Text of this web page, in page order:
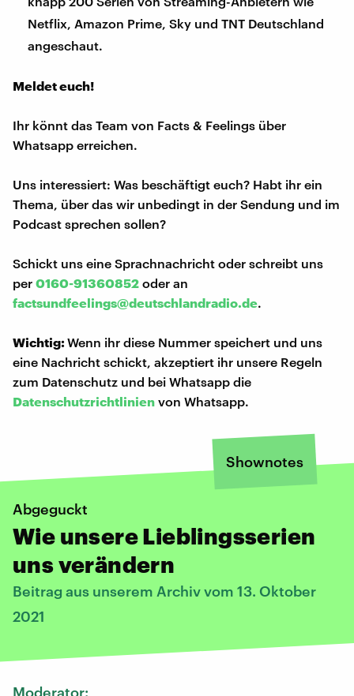
Netflix, Amazon Prime, Sky und TNT Deutschland
angeschaut.
Meldet euch!
Ihr könnt das Team von Facts & Feelings über
Whatsapp erreichen.
Uns interessiert: Was beschäftigt euch? Habt ihr ein
Thema, über das wir unbedingt in der Sendung und im
Podcast sprechen sollen?
Schickt uns eine Sprachnachricht oder schreibt uns
per 0160-91360852 oder an
factsundfeelings@deutschlandradio.de.
Wichtig:Wenn ihr diese Nummer speichert und uns
eine Nachricht schickt, akzeptiert ihr unsere Regeln
zum Datenschutz und bei Whatsapp die
Datenschutzrichtlinien von Whatsapp.
Shownotes
Abgeguckt
Wie unsere Lieblingsserien
uns verändern
Beitrag aus unserem Archiv vom 13. Oktober
2021
Moderator: